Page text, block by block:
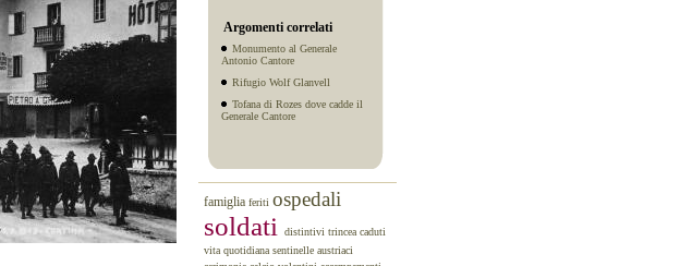
Argomenti correlati
Monumento al Generale
Antonio Cantore
Rifugio Wolf Glanvell
Tofana di Rozes dove cadde il
Generale Cantore
famiglia feriti ospedali
soldati distintivi trincea caduti
vita quotidiana sentinelle austriaci